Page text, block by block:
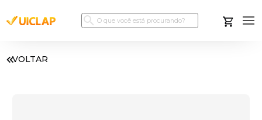
VOLTAR